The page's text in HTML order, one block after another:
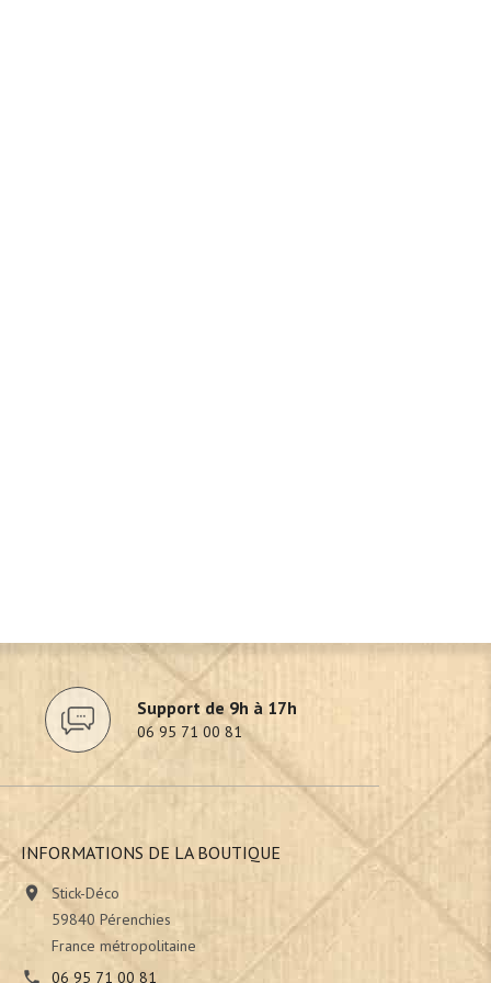
Support de 9h à 17h
06 95 71 00 81
INFORMATIONS DE LA BOUTIQUE

Stick-Déco
59840 Pérenchies
France métropolitaine

06 95 71 00 81